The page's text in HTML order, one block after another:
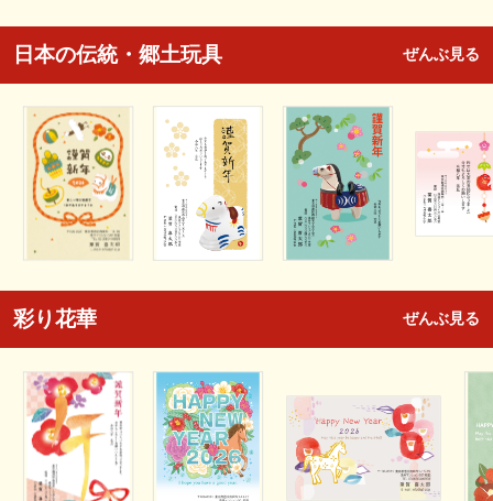
日本の伝統・郷土玩具 ぜんぶ見る
彩り花華 ぜんぶ見る